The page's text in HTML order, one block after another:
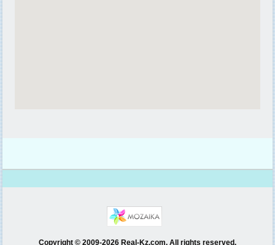
Copyright © 2009-2026 Real-Kz.com. All rights reserved.